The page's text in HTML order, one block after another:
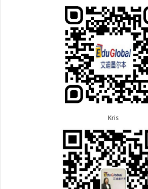
8.5恭喜江苏的杨女士190技术移民签证顺利下签！
8.3恭喜黑龙江的刘女士864父母签证顺利下签！
8.3恭喜天津的陈同学和妈妈590+500学生签证顺利
7.9恭喜广东的喻同学500学生签证顺利下签！
7.8恭喜黑龙江的刘女士600旅游签证顺利下签，三年
7.7恭喜北京的王先生和孩子600旅游签证顺利下签，
Kris